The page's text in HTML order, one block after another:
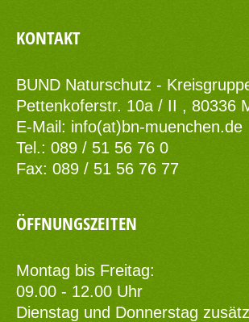
KONTAKT
BUND Naturschutz -
Pettenkoferstr. 10a / II , 80336
E-Mail: info(at)bn-muenchen.de
Tel.: 089 / 51 56 76 0
Fax: 089 / 51 56 76 77
ÖFFNUNGSZEITEN
Montag bis Freitag:
09.00 - 12.00 Uhr
Dienstag und Donnerstag